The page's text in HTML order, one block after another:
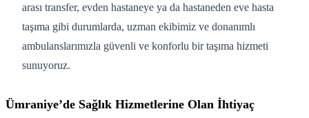
arası transfer, evden hastaneye ya da hastaneden eve hasta
taşıma gibi durumlarda, uzman ekibimiz ve donanımlı
ambulanslarımızla güvenli ve konforlu bir taşıma hizmeti
sunuyoruz.
Ümraniye’de Sağlık Hizmetlerine Olan İhtiyaç